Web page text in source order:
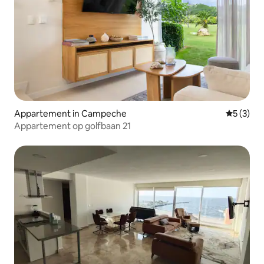
Appartement in Campeche
5 (3)
Appartement op golfbaan 21